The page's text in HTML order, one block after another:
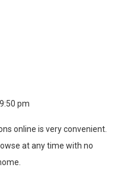
pm
online is very convenient.
at any time with no